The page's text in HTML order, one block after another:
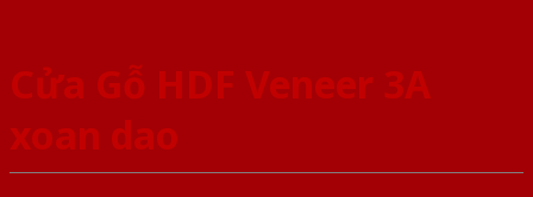
Cửa Gỗ HDF Veneer 3A
xoan dao